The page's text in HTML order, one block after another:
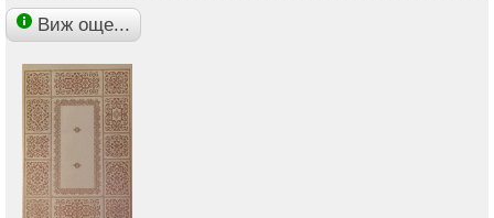
Виж още...